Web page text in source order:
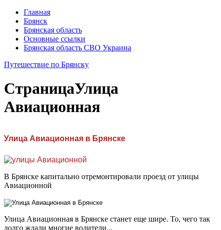
Главная
Брянск
Брянская область
Основные ссылки
Брянская область СВО Украина
Путешествие по Брянску
СтраницаУлица
Авиационная
Улица Авиационная в Брянске
В Брянске капитально отремонтировали проезд от улицы
Авиационной
Улица Авиационная в Брянске станет еще шире. То, чего так
долго ждали многие водители...